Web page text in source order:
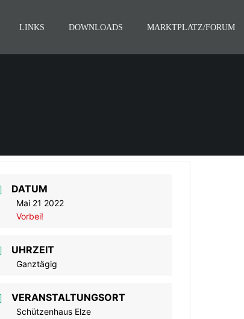
LINKS DOWNLOADS MARKTPLATZ/FORUM
DATUM
Mai 21 2022
Vorbei!
UHRZEIT
Ganztägig
VERANSTALTUNGSORT
Schützenhaus Elze